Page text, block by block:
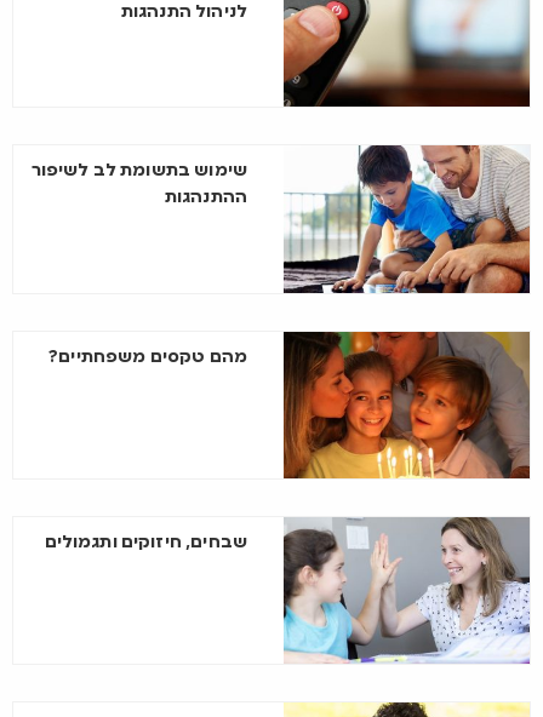
לניהול התנהגות
שימוש בתשומת לב לשיפור
ההתנהגות
מהם טקסים משפחתיים?
שבחים, חיזוקים ותגמולים